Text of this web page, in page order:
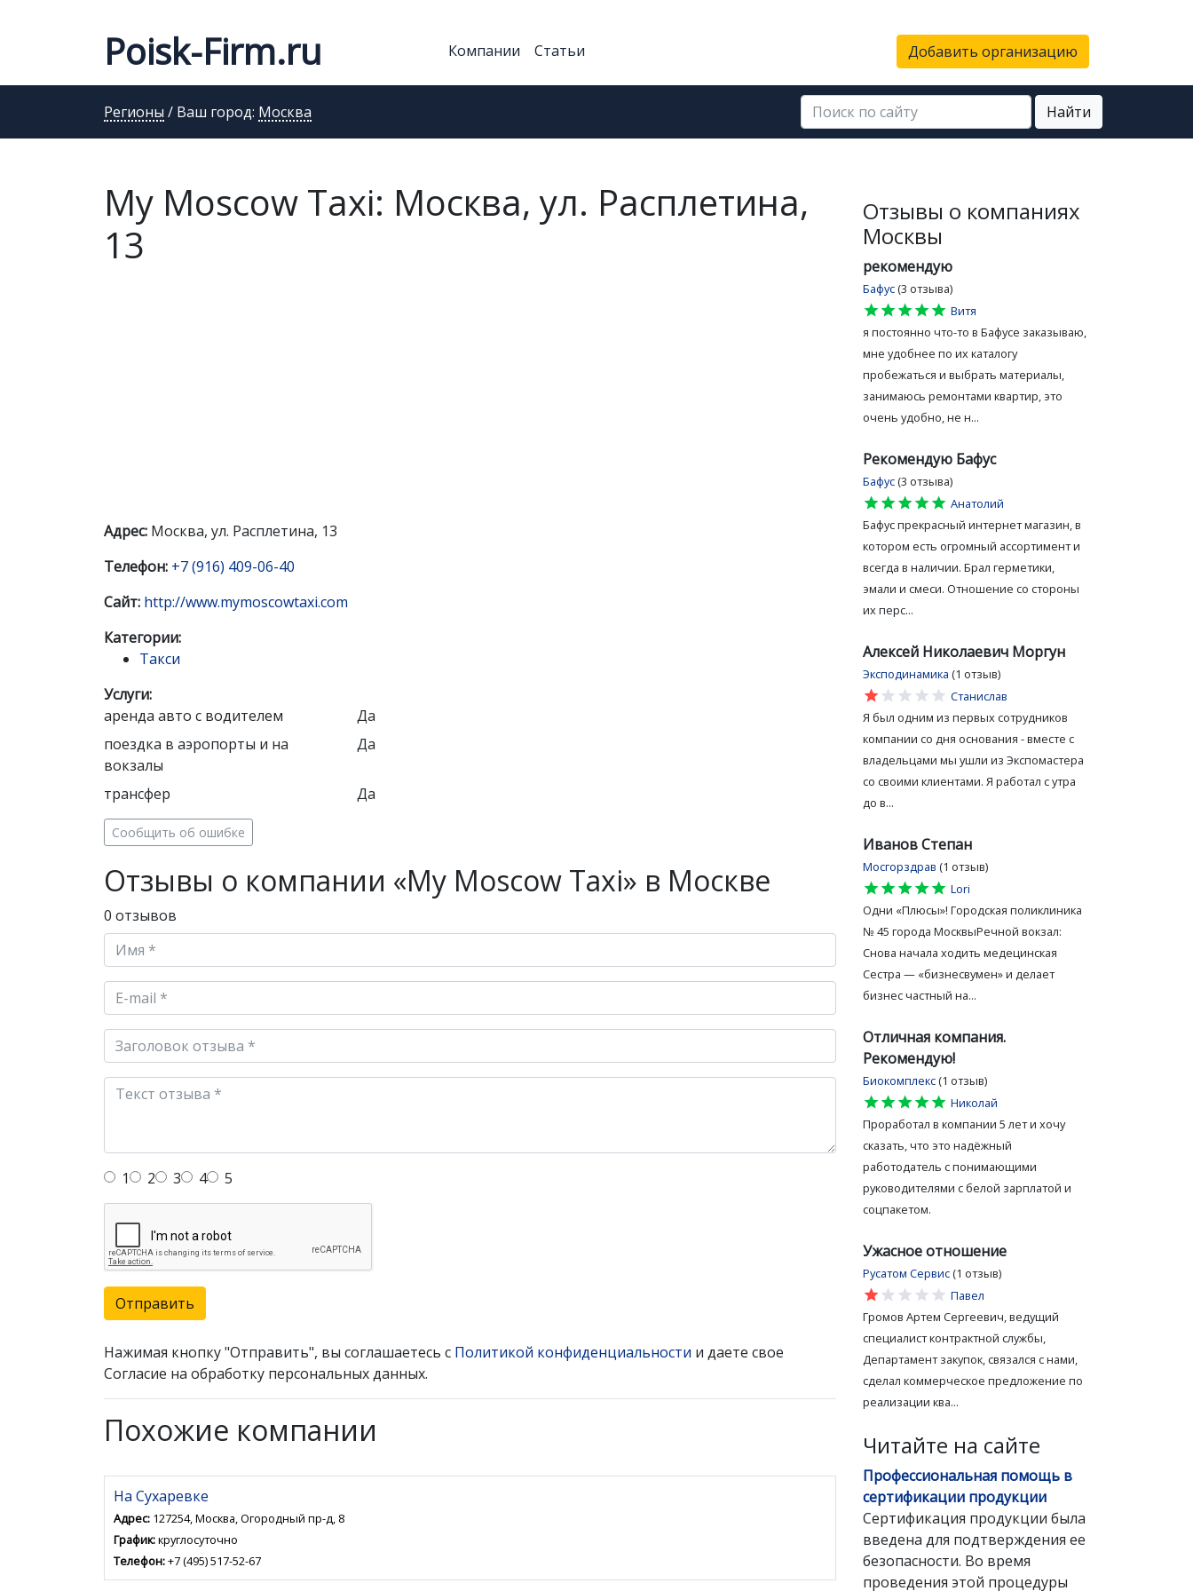
Poisk-Firm.ru Компании Статьи Добавить организацию
Регионы / Ваш город: Москва Найти
My Moscow Taxi: Москва, ул. Расплетина,
13
Адрес: Москва, ул. Расплетина, 13
Телефон: +7 (916) 409-06-40
Сайт: http://www.mymoscowtaxi.com
Категории:
Такси
Услуги:
аренда авто с водителем
Да
поездка в аэропорты и на
вокзалы
Да
трансфер Да
Сообщить об ошибке
Отзывы о компании «My Moscow Taxi» в Москве
0 отзывов
1 2 3 4 5
Отправить
Нажимая кнопку "Отправить", вы соглашаетесь с Политикой конфиденциальности и даете свое
Согласие на обработку персональных данных.
Похожие компании
На Сухаревке
Адрес: 127254, Москва, Огородный пр-д, 8
График:круглосуточно
Телефон:+7 (495) 517-52-67
Отзывы о компаниях
Москвы
рекомендую
Бафус (3 отзыва)
star
star
star
star
star
Витя
я постоянно что-то в Бафусе заказываю,
мне удобнее по их каталогу
пробежаться и выбрать материалы,
занимаюсь ремонтами квартир, это
очень удобно, не н...
Рекомендую Бафус
Бафус (3 отзыва)
star
star
star
star
star
Анатолий
Бафус прекрасный интернет магазин, в
котором есть огромный ассортимент и
всегда в наличии. Брал герметики,
эмали и смеси. Отношение со стороны
их перс...
Алексей Николаевич Моргун
Эксподинамика (1 отзыв)
star
star
star
star
star
Станислав
Я был одним из первых сотрудников
компании со дня основания - вместе с
владельцами мы ушли из Экспомастера
со своими клиентами. Я работал с утра
до в...
Иванов Степан
Мосгорздрав (1 отзыв)
star
star
star
star
star
Lori
Одни «Плюсы»! Городская поликлиника
№ 45 города МосквыРечной вокзал:
Снова начала ходить медецинская
Сестра — «бизнесвумен» и делает
бизнес частный на...
Отличная компания.
Рекомендую!
Биокомплекс (1 отзыв)
star
star
star
star
star
Николай
Проработал в компании 5 лет и хочу
сказать, что это надёжный
работодатель с понимающими
руководителями с белой зарплатой и
соцпакетом.
Ужасное отношение
Русатом Сервис (1 отзыв)
star
star
star
star
star
Павел
Громов Артем Сергеевич, ведущий
специалист контрактной службы,
Департамент закупок, связался с нами,
сделал коммерческое предложение по
реализации ква...
Читайте на сайте
Профессиональная помощь в
сертификации продукции
Сертификация продукции была
введена для подтверждения ее
безопасности. Во время
проведения этой процедуры